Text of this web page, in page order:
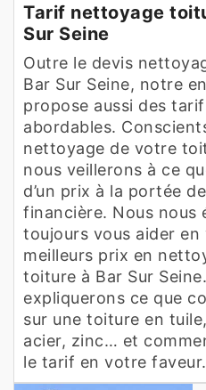
Tarif nettoyage
Sur Seine
Outre le devis
Bar Sur Seine, notre
propose aussi des
abordables.
nettoyage de votre
nous veillerons à ce
d’un prix à la portée
financière. Nous nous
toujours vous aider
meilleurs prix en
toiture à Bar Sur
expliquerons ce que
sur une toiture en
acier, zinc… et
le tarif en votre faveur.